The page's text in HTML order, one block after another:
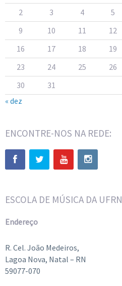
2
3 4 5
9
10 11 12
16
17 18 19
23
24 25 26
30
31
« dez
ENCONTRE-NOS NA REDE:
ESCOLA DE MÚSICA DA UFRN
Endereço
R. Cel. João Medeiros,
Lagoa Nova, Natal – RN
59077-070